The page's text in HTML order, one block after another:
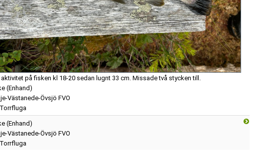
på fisken kl 18-20 sedan lugnt 33 cm. Missade två stycken till.
(Enhand)
Västanede-Övsjö FVO
(Enhand)
Västanede-Övsjö FVO